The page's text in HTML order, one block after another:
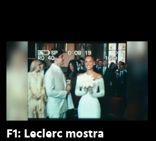
F1: Leclerc mostra